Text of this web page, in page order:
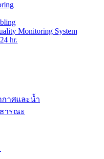
Monitoring System
hr.
าศและน้ำ
ารณะ